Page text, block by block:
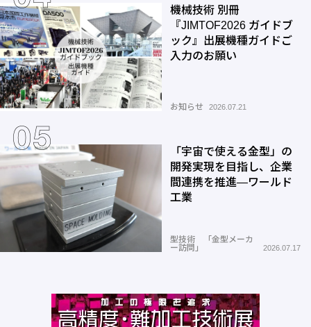
機械技術 別冊
『JIMTOF2026 ガイドブ
ック』出展機種ガイドご
入力のお願い
お知らせ 2026.07.21
「宇宙で使える金型」の
開発実現を目指し、企業
間連携を推進―ワールド
工業
型技術 「金型メーカ
ー訪問」
2026.07.17